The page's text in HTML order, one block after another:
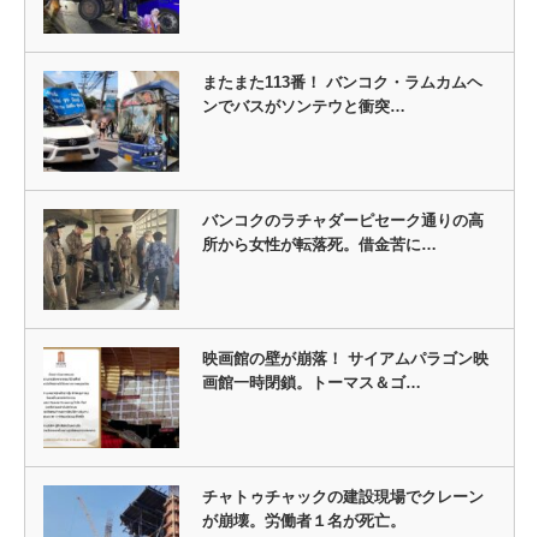
またまた113番！ バンコク・ラムカムヘ
ンでバスがソンテウと衝突…
バンコクのラチャダーピセーク通りの高
所から女性が転落死。借金苦に…
映画館の壁が崩落！ サイアムパラゴン映
画館一時閉鎖。トーマス＆ゴ…
チャトゥチャックの建設現場でクレーン
が崩壊。労働者１名が死亡。